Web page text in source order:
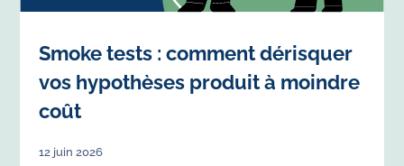
Smoke tests : comment dérisquer
vos hypothèses produit à moindre
coût
12 juin 2026